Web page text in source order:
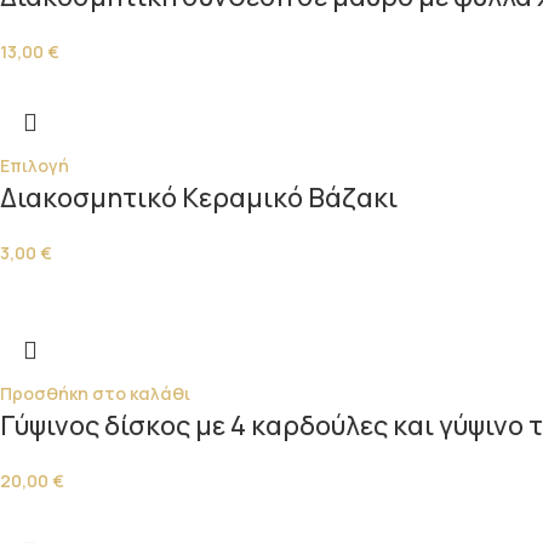
13,00 €
Επιλογή
Διακοσμητικό Κεραμικό Βάζακι
3,00 €
Προσθήκη στο καλάθι
Γύψινος δίσκος με 4 καρδούλες και γύψινο
20,00 €